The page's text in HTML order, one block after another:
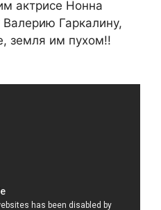
актрисе Нонна
Гаркалину,
земля им пухом!!